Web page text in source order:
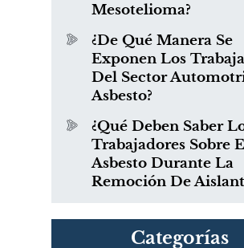
Mesotelioma?
¿De Qué Manera Se
Exponen Los
Del Sector
Asbesto?
¿Qué Deben Saber
Trabajadores Sobre
Asbesto Durante La
Remoción De
Categorías